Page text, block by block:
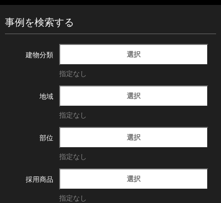
事例を検索する
建物分類 選択
指定なし
地域 選択
指定なし
部位 選択
指定なし
採用商品 選択
指定なし